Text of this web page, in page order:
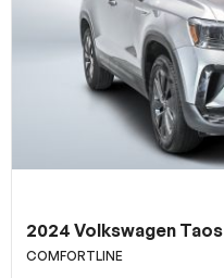
2024 Volkswagen Taos
COMFORTLINE